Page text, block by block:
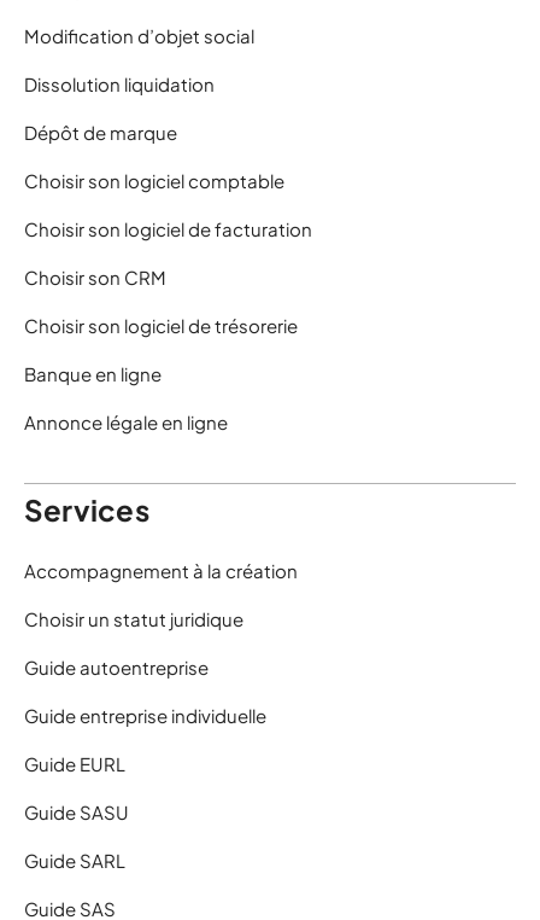
Modification d’objet social
Dissolution liquidation
Dépôt de marque
Choisir son logiciel comptable
Choisir son logiciel de facturation
Choisir son CRM
Choisir son logiciel de trésorerie
Banque en ligne
Annonce légale en ligne
Services
Accompagnement à la création
Choisir un statut juridique
Guide autoentreprise
Guide entreprise individuelle
Guide EURL
Guide SASU
Guide SARL
Guide SAS